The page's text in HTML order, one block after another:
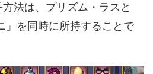
法は、プリズム・ラスと
」を同時に所持することで